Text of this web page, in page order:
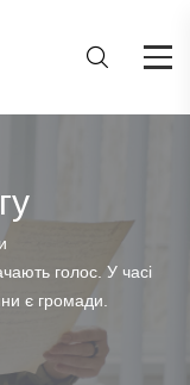
голос. У часі
є громади.